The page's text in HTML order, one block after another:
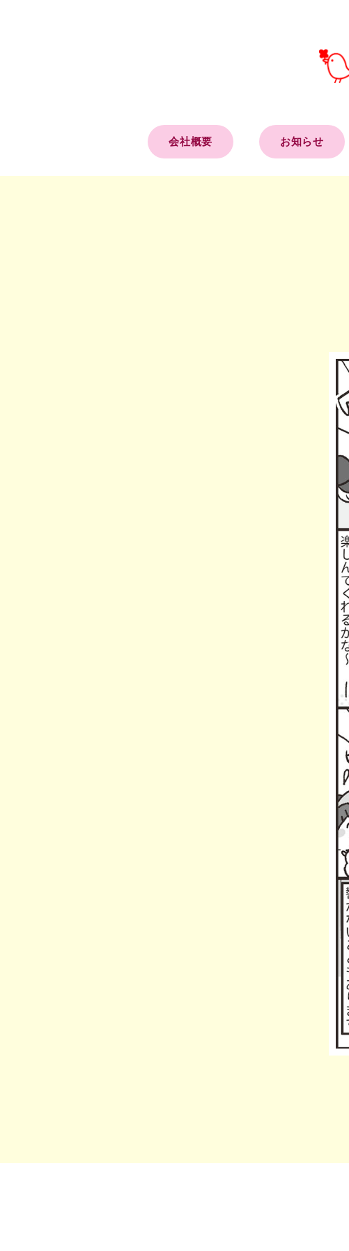
会社概要 お知らせ